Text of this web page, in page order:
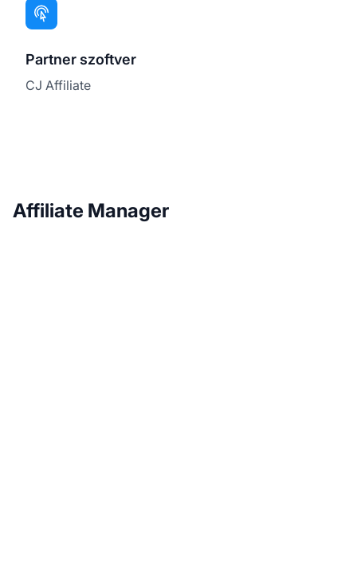
Partner szoftver
CJ Affiliate
Affiliate Manager